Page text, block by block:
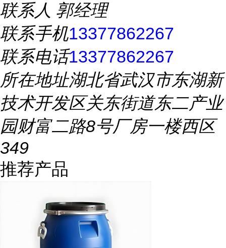
联系人 郭经理
联系手机13377862267
联系电话13377862267
所在地址湖北省武汉市东湖新
技术开发区关东街道东二产业
园财富二路8号厂房一楼西区
349
推荐产品